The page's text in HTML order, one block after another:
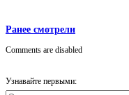
Ранее смотрели
Comments are disabled
Узнавайте первыми: